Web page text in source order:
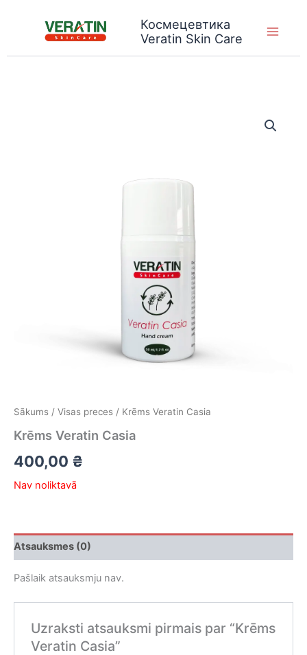
Космецевтика
Veratin Skin Care
Sākums / Visas preces / Krēms Veratin Casia
Krēms Veratin Casia
400,00 ₴
Nav noliktavā
Atsauksmes (0)
Pašlaik atsauksmju nav.
Uzraksti atsauksmi pirmais par “Krēms
Veratin Casia”